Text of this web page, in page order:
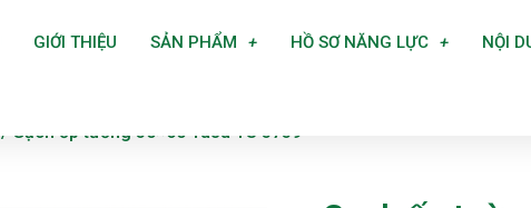
GIỚI THIỆU SẢN PHẨM HỒ SƠ NĂNG LỰC NỘI
/ Gạch ốp tường 30×60 Tasa TS 3739